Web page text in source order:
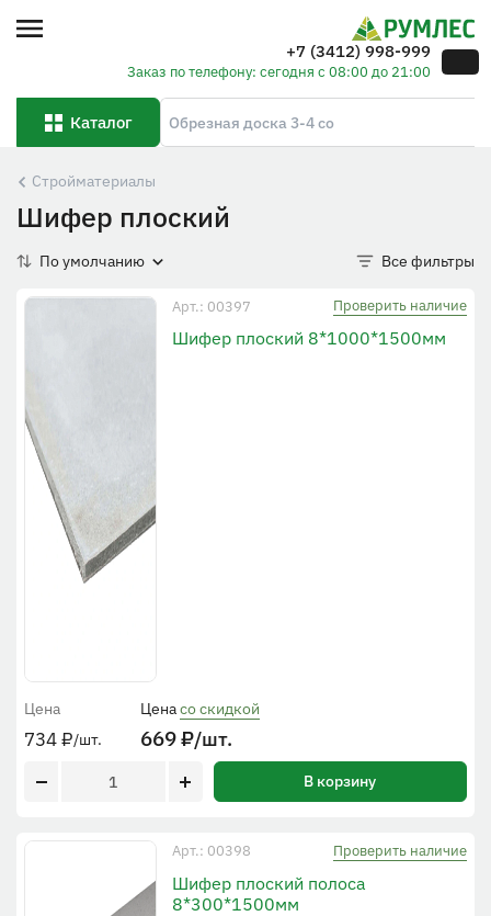
+7 (3412) 998-999
Заказ по телефону: сегодня с 08:00 до 21:00
Каталог
Стройматериалы
Шифер плоский
По умолчанию Все фильтры
Арт.: 00397 Проверить наличие
Шифер плоский 8*1000*1500мм
Цена
734₽/шт.
Ценасо скидкой
669₽/шт.
В корзину
Арт.: 00398 Проверить наличие
Шифер плоский полоса
8*300*1500мм